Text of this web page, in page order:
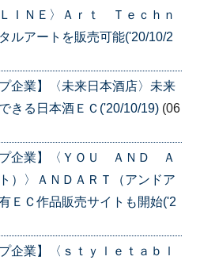
ＩＮＥ〉Ａｒｔ Ｔｅｃｈｎ
ルアートを販売可能('20/10/2
企業】〈未来日本酒店〉未来
きる日本酒ＥＣ('20/10/19) (06
プ企業】〈ＹＯＵ ＡＮＤ Ａ
）〉ＡＮＤＡＲＴ（アンドア
ＥＣ作品販売サイトも開始('2
企業】〈ｓｔｙｌｅｔａｂｌ